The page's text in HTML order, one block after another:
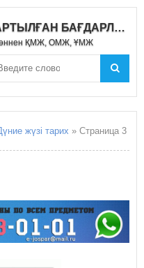
САБАҚ ЖОСПАРЛАР, ЖАҢАРТЫЛҒАН БАҒДАРЛАМА 2019-2020
ҚМЖ, ОМЖ, ҰМЖ
жүзі тарих » Страница 3